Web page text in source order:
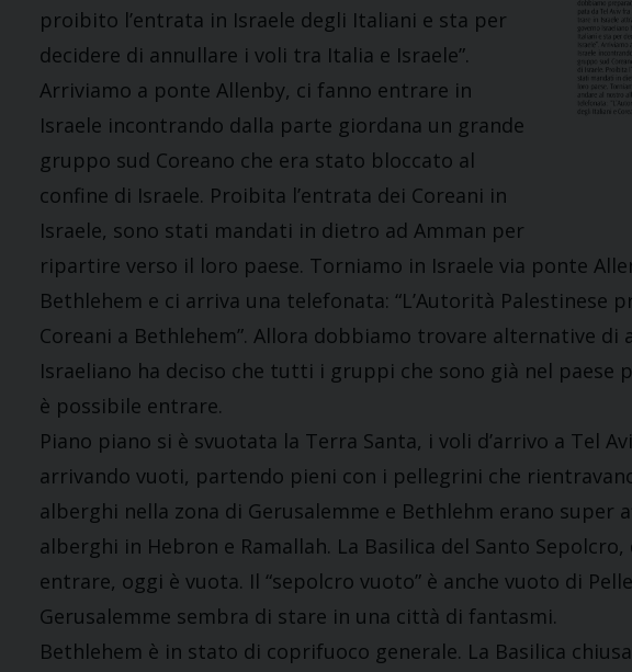
proibito l’entrata in Israele degli Italiani e sta per
decidere di annullare i voli tra Italia e Israele”.
Arriviamo a ponte Allenby, ci fanno entrare in
Israele incontrando dalla parte giordana un grande
gruppo sud Coreano che era stato bloccato al
confine di Israele. Proibita l’entrata dei Coreani in
Israele, sono stati mandati in dietro ad Amman per
ripartire verso il loro paese. Torniamo in Israele via ponte
Bethlehem e ci arriva una telefonata: “L’Autorità Palestinese
Coreani a Bethlehem”. Allora dobbiamo trovare alternative di
Israeliano ha deciso che tutti i gruppi che sono già nel paese
è possibile entrare.
Piano piano si è svuotata la Terra Santa, i voli d’arrivo a Tel
arrivando vuoti, partendo pieni con i pellegrini che
alberghi nella zona di Gerusalemme e Bethlehm erano
alberghi in Hebron e Ramallah. La Basilica del Santo
entrare, oggi è vuota. Il “sepolcro vuoto” è anche vuoto di
Gerusalemme sembra di stare in una città di fantasmi.
Bethlehem è in stato di coprifuoco generale. La Basilica